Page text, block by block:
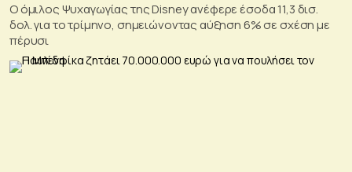
Ο όμιλος Ψυχαγωγίας της Disney ανέφερε έσοδα 11,3 δισ.
δολ. για το τρίμηνο, σημειώνοντας αύξηση 6% σε σχέση με
πέρυσι